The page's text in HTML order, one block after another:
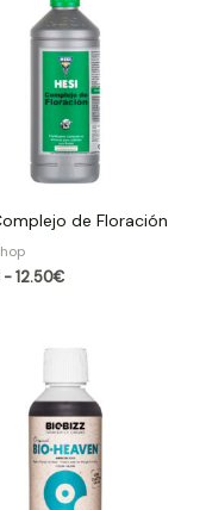
de Floración
-12.50€
precios:
desde
10.00€
hasta
12.50€